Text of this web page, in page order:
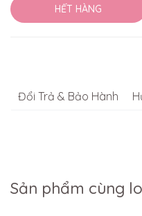
HẾT HÀNG
Đổi Trả & Bảo Hành
Sản phẩm cùng